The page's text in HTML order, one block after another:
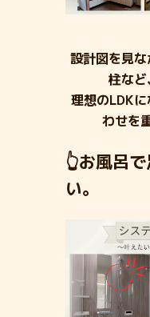
設計図を見
柱など
理想のLDK
わせを
👆お風呂
い。